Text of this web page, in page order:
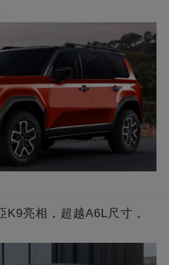
亮相，超越A6L尺寸，